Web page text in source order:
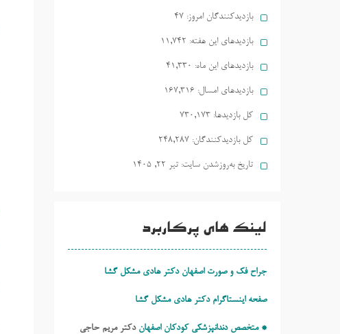
بازدیدکنندگان امروز: 47
بازدیدهای این هفته: 11,742
بازدیدهای این ماه: 41,330
بازدیدهای امسال: 167,316
کل بازدیدها: 730,173
کل بازدیدکنند‌گان: 248,287
تاریخ به‌روزشدن سایت: تیر ۲۲, ۱۴۰۵
لینک های پرکاربرد
جراح فک و صورت اصفهان دکتر هادی مشکل گشا
صفحه اینستاگرام دکتر هادی مشکل گشا
* متخصص دندانپزشکی کودکان اصفهان دکتر مریم حاجی